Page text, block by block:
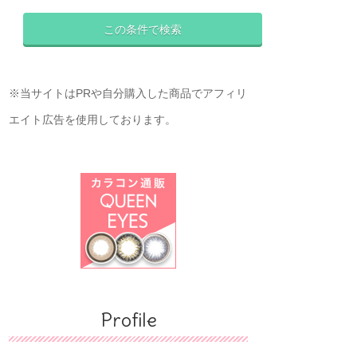
※当サイトはPRや自分購入した商品でアフィリ
エイト広告を使用しております。
Profile